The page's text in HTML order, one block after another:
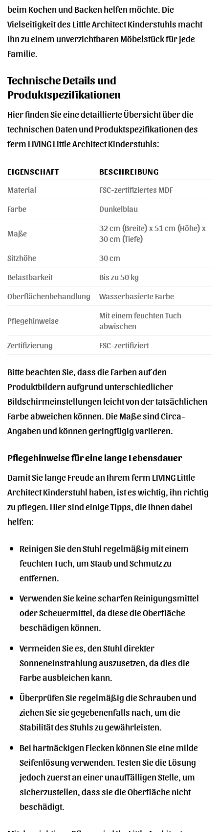
beim Kochen und Backen helfen möchte. Die
Vielseitigkeit des Little Architect Kinderstuhls macht
ihn zu einem unverzichtbaren Möbelstück für jede
Familie.
Technische Details und
Produktspezifikationen
Hier finden Sie eine detaillierte Übersicht über die
technischen Daten und Produktspezifikationen des
ferm LIVING Little Architect Kinderstuhls:
EIGENSCHAFT
BESCHREIBUNG
Material
FSC-zertifiziertes MDF
Farbe
Dunkelblau
Maße
32 cm (Breite) x 51 cm (Höhe) x
30 cm (Tiefe)
Sitzhöhe
30 cm
Belastbarkeit
Bis zu 50 kg
Oberflächenbehandlung
Wasserbasierte Farbe
Pflegehinweise
Mit einem feuchten Tuch
abwischen
Zertifizierung
FSC-zertifiziert
Bitte beachten Sie, dass die Farben auf den
Produktbildern aufgrund unterschiedlicher
Bildschirmeinstellungen leicht von der tatsächlichen
Farbe abweichen können. Die Maße sind Circa-
Angaben und können geringfügig variieren.
Pflegehinweise für eine lange Lebensdauer
Damit Sie lange Freude an Ihrem ferm LIVING Little
Architect Kinderstuhl haben, ist es wichtig, ihn richtig
zu pflegen. Hier sind einige Tipps, die Ihnen dabei
helfen:
Reinigen Sie den Stuhl regelmäßig mit einem
feuchten Tuch, um Staub und Schmutz zu
entfernen.
Verwenden Sie keine scharfen Reinigungsmittel
oder Scheuermittel, da diese die Oberfläche
beschädigen können.
Vermeiden Sie es, den Stuhl direkter
Sonneneinstrahlung auszusetzen, da dies die
Farbe ausbleichen kann.
Überprüfen Sie regelmäßig die Schrauben und
ziehen Sie sie gegebenenfalls nach, um die
Stabilität des Stuhls zu gewährleisten.
Bei hartnäckigen Flecken können Sie eine milde
Seifenlösung verwenden. Testen Sie die Lösung
jedoch zuerst an einer unauffälligen Stelle, um
sicherzustellen, dass sie die Oberfläche nicht
beschädigt.